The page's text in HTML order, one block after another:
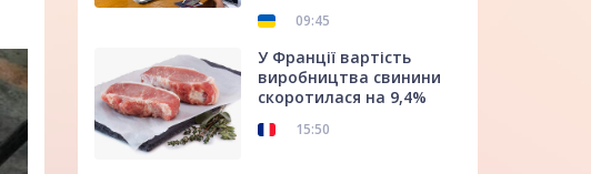
09:45
У Франції вартість
виробництва свинини
скоротилася на 9,4%
15:50